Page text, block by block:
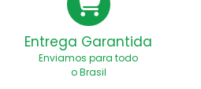
Entrega Garantida
Enviamos para todo
o Brasil